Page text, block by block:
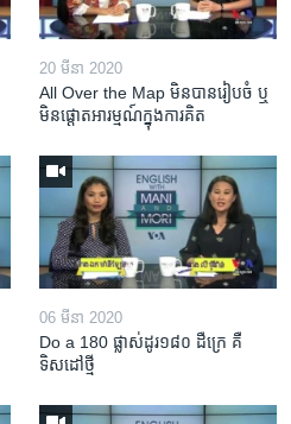
20 មីនា 2020
All Over the Map មិន​បាន​រៀបចំ ឬ
មិន​ផ្តោត​អារម្មណ៍​ក្នុងការ​គិត
06 មីនា 2020
Do a 180 ផ្លាស់ដូរ១៨០ ដឺក្រេ គឺ
ទិសដៅថ្មី